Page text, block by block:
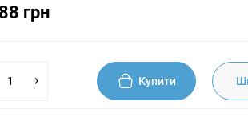
грн
Купити